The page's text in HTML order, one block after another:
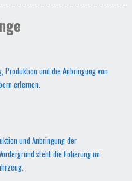
und die Anbringung von
erlernen.
und Anbringung der
steht die Folierung im